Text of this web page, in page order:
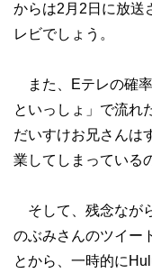
からは2月2日に放送
レビでしょう。
また、Eテレの確
といっしょ」で流れ
だいすけお兄さんは
業してしまっている
そして、残念なが
のぶみさんのツイー
とから、一時的に